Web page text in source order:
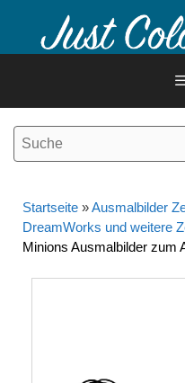
Inhalt
Startseite »Ausmalbilder
DreamWorks und weitere
Minions Ausmalbilder zum